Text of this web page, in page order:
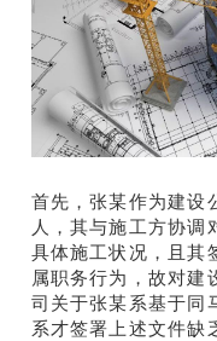
首先，张某作为建设
人，其与施工方协调
具体施工状况，且其
属职务行为，故对建
司关于张某系基于同
系才签署上述文件缺